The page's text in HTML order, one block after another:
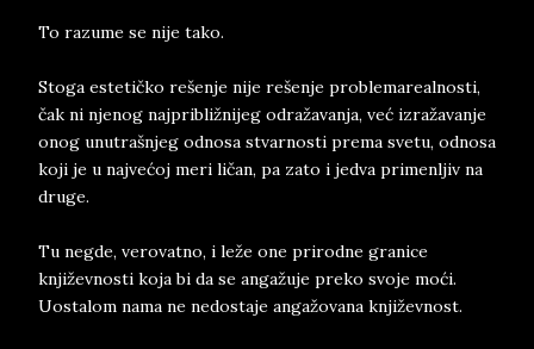
To razume se nije tako.
Stoga estetičko rešenje nije rešenje problemarealnosti,
čak ni njenog najpribližnijeg odražavanja, već izražavanje
onog unutrašnjeg odnosa stvarnosti prema svetu, odnosa
koji je u najvećoj meri ličan, pa zato i jedva primenljiv na
druge.
Tu negde, verovatno, i leže one prirodne granice
književnosti koja bi da se angažuje preko svoje moći.
Uostalom nama ne nedostaje angažovana književnost.